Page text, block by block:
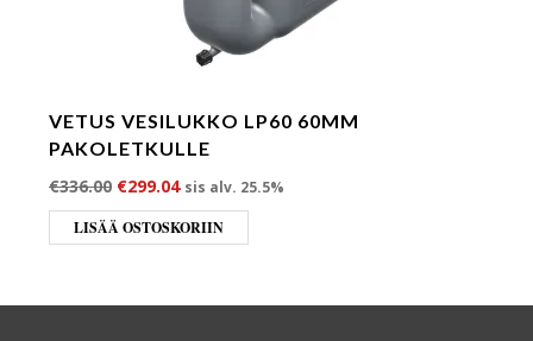
VETUS VESILUKKO LP60 60MM
PAKOLETKULLE
€336.00 Alkuperäinen hinta oli: €336.00.
€299.04Nykyinen hinta on: €299.04.
sis alv. 25.5%
LISÄÄ OSTOSKORIIN